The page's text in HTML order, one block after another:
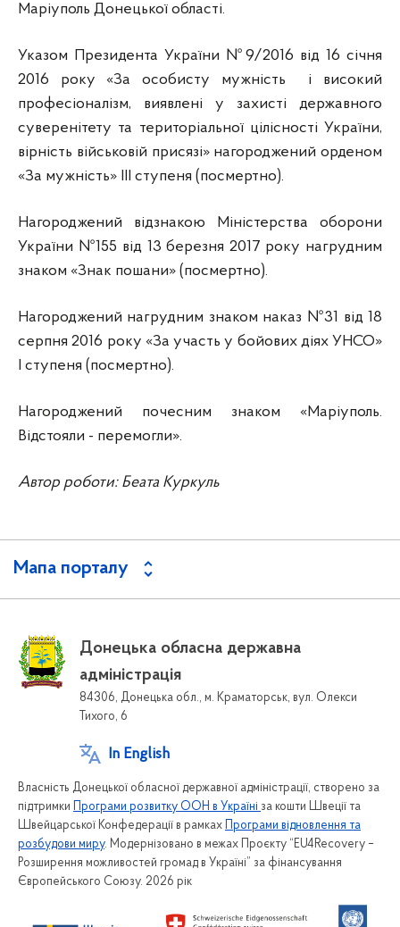
Маріуполь Донецької області.
Указом Президента України №9/2016 від 16 січня
2016 року «За особисту мужність і високий
професіоналізм, виявлені у захисті державного
суверенітету та територіальної цілісності України,
вірність військовій присязі» нагороджений орденом
«За мужність» III ступеня (посмертно).
Нагороджений відзнакою Міністерства оборони
України №155 від 13 березня 2017 року нагрудним
знаком «Знак пошани» (посмертно).
Нагороджений нагрудним знаком наказ №31 від 18
серпня 2016 року «За участь у бойових діях УНСО»
І ступеня (посмертно).
Нагороджений почесним знаком «Маріуполь.
Відстояли - перемогли».
Автор роботи: Беата Куркуль
Мапа порталу
Донецька обласна державна
адміністрація
84306, Донецька обл., м. Краматорськ, вул. Олекси
Тихого, 6
In English
Власність Донецької обласної державної адміністрації, створено за
підтримки Програми розвитку ООН в Україні за кошти Швеції та
Швейцарської Конфедерації в рамках Програми відновлення та
розбудови миру. Модернізовано в межах Проєкту “EU4Recovery –
Розширення можливостей громад в Україні” за фінансування
Європейського Союзу. 2026 рік